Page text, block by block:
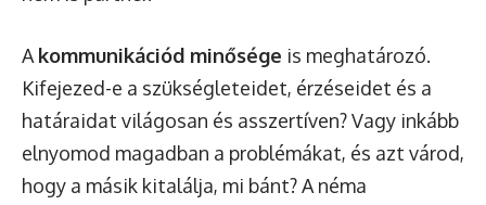
A kommunikációd minősége is meghatározó.
Kifejezed-e a szükségleteidet, érzéseidet és a
határaidat világosan és asszertíven? Vagy inkább
elnyomod magadban a problémákat, és azt várod,
hogy a másik kitalálja, mi bánt? A néma